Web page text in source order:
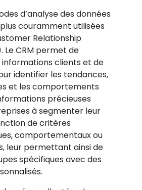
d’analyse des données
couramment utilisées
Relationship
Le CRM permet de
clients et de
identifier les tendances,
et les comportements
précieuses
à segmenter leur
de critères
comportementaux ou
leur permettant ainsi de
spécifiques avec des